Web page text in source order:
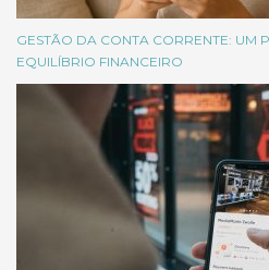
GESTÃO DA CONTA CORRENTE: UM
EQUILÍBRIO FINANCEIRO